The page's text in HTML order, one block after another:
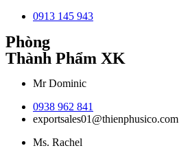
0913 145 943
Phòng
Thành Phẩm XK
Mr Dominic
0938 962 841
exportsales01@thienphusico.com
Ms. Rachel